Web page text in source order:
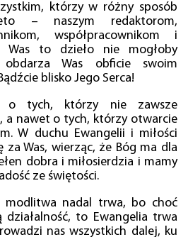
którzy w różny sposób
– naszym redaktorom,
współpracownikom i
Was to dzieło nie mogłoby
Was obficie swoim
blisko Jego Serca!
o tych, którzy nie zawsze
a nawet o tych, którzy otwarcie
W duchu Ewangelii i miłości
za Was, wierząc, że Bóg ma dla
dobra i miłosierdzia i mamy
ze świętości.
modlitwa nadal trwa, bo choć
to Ewangelia trwa
nas wszystkich dalej, ku